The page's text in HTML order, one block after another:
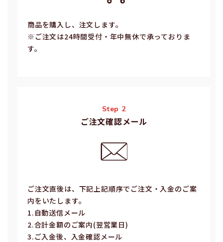
商品を購入し、注文します。
※ご注⽂は24時間受付・年中無休で承っておりま
す。
Step 2
ご注文確認メール
ご注⽂直後は、下記上記順序でご注⽂・⼊⾦のご案
内をいたします。
1.⾃動送信メール
2.合計⾦額のご案内(翌営業⽇)
3.ご⼊⾦後、⼊⾦確認メール